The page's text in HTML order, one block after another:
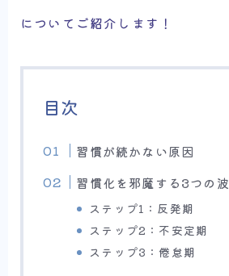
についてご紹介します！
目次
習慣が続かない原因
習慣化を邪魔する3つの波
ステップ1：反発期
ステップ2：不安定期
ステップ3：倦怠期